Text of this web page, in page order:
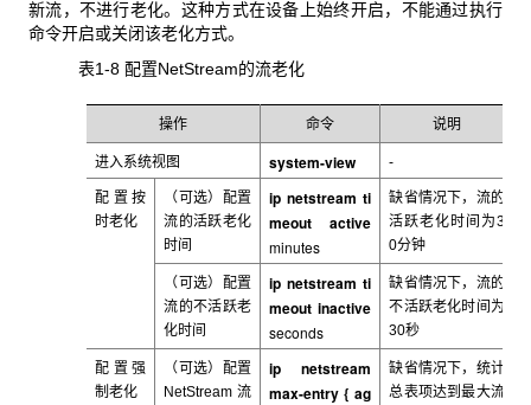
新流，不进行老化。这种方式在设备上始终开启，不能通过执行
命令开启或关闭该老化方式。
表1-8 配置NetStream的流老化
操作 命令 说明
进入系统视图 system-view -
配置 按
时老化
（可选）配置
流的活跃老化
时间
ip netstream ti
meout active
minutes
缺省情况下，流的
活跃老化时间为3
0分钟
（可选）配置
流的不活跃老
化时间
ip netstream ti
meout inactive
seconds
缺省情况下，流的
不活跃老化时间为
30秒
配置强
制老化
（可选）配置
NetStream 流
ip netstream
max-entry { ag
缺省情况下，统计
总表项达到最大流